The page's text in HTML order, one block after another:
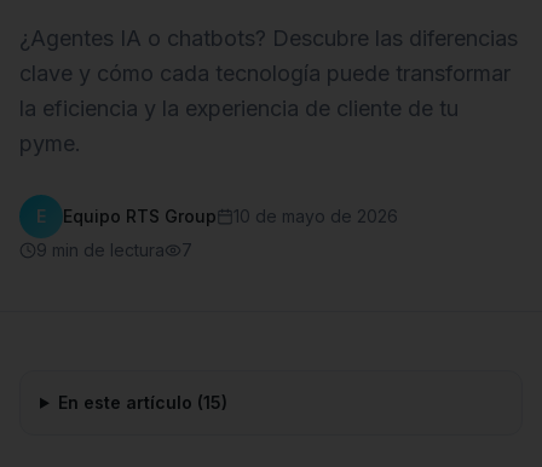
¿Agentes IA o chatbots? Descubre las diferencias
clave y cómo cada tecnología puede transformar
la eficiencia y la experiencia de cliente de tu
pyme.
E Equipo RTS Group
10 de mayo de 2026
9 min de lectura 7
En este artículo (15)